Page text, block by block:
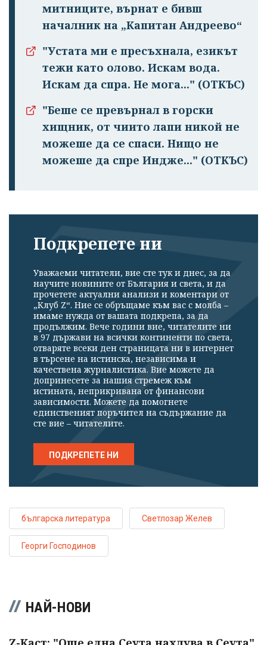
митниците, върнат е бивш
началник на „Капитан Андреево“
"Устата ми е пресъхнала, езикът
тежи като олово. Искам вода.
Искам да спра. Не мога..." (ОТКЪС)
"Беше се превърнал в горски
хищник, от чиито лапи никой не
можеше да се спаси. Нищо не
можеше да спре Индже..." (ОТКЪС)
Подкрепете ни
Уважаеми читатели, вие сте тук и днес, за да
научите новините от България и света, и да
прочетете актуални анализи и коментари от
„Клуб Z“. Ние се обръщаме към вас с молба –
имаме нужда от вашата подкрепа, за да
продължим. Вече години вие, читателите ни
в 97 държави на всички континенти по света,
отваряте всеки ден страницата ни в интернет
в търсене на истинска, независима и
качествена журналистика. Вие можете да
допринесете за нашия стремеж към
истината, неприкривана от финансови
зависимости. Можете да помогнете
единственият поръчител на съдържание да
сте вие – читателите.
ПОДКРЕПЕТЕ НИ
българска литература Светлозар Желев
Георги Господинов
НАЙ-НОВИ